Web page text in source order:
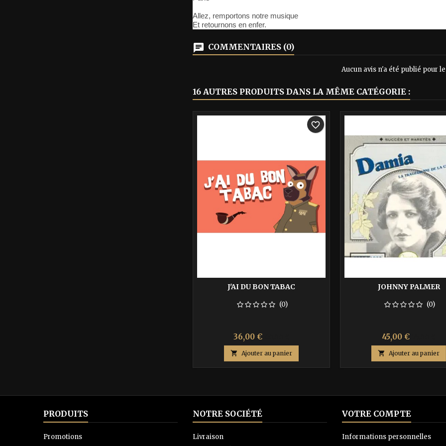
Allez, remportons notre musique
Et retournons en enfer.
COMMENTAIRES (0)
Aucun avis n'a été publié pour
16 AUTRES PRODUITS DANS LA MÊME CATÉGORIE :
J'AI DU BON TABAC
(0)
Prix
36,00 €
base
 Ajouter au panier
favorite_border
JOHNNY PALMER
(0)
Prix
45,00 €
base
 Ajouter au panier
PRODUITS
Promotions
NOTRE SOCIÉTÉ
Livraison
VOTRE COMPTE
Informations personnelles